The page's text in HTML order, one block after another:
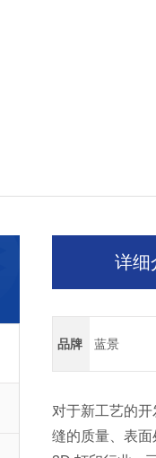
详细
品牌 蓝景
对于新工艺的
缝的质量、表